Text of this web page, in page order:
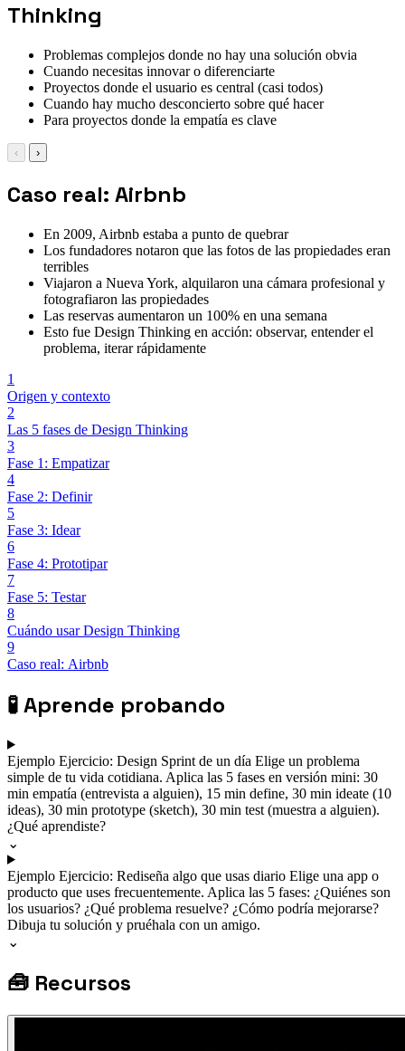
Thinking
Problemas complejos donde no hay una solución obvia
Cuando necesitas innovar o diferenciarte
Proyectos donde el usuario es central (casi todos)
Cuando hay mucho desconcierto sobre qué hacer
Para proyectos donde la empatía es clave
‹ ›
Caso real: Airbnb
En 2009, Airbnb estaba a punto de quebrar
Los fundadores notaron que las fotos de las propiedades eran
terribles
Viajaron a Nueva York, alquilaron una cámara profesional y
fotografiaron las propiedades
Las reservas aumentaron un 100% en una semana
Esto fue Design Thinking en acción: observar, entender el
problema, iterar rápidamente
1
Origen y contexto
2
Las 5 fases de Design Thinking
3
Fase 1: Empatizar
4
Fase 2: Definir
5
Fase 3: Idear
6
Fase 4: Prototipar
7
Fase 5: Testar
8
Cuándo usar Design Thinking
9
Caso real: Airbnb
🧪Aprende probando
Ejemplo Ejercicio: Design Sprint de un día Elige un problema
simple de tu vida cotidiana. Aplica las 5 fases en versión mini: 30
min empatía (entrevista a alguien), 15 min define, 30 min ideate (10
ideas), 30 min prototype (sketch), 30 min test (muestra a alguien).
¿Qué aprendiste?
⌄
Ejemplo Ejercicio: Rediseña algo que usas diario Elige una app o
producto que uses frecuentemente. Aplica las 5 fases: ¿Quiénes son
los usuarios? ¿Qué problema resuelve? ¿Cómo podría mejorarse?
Dibuja tu solución y pruéhala con un amigo.
⌄
🧰 Recursos